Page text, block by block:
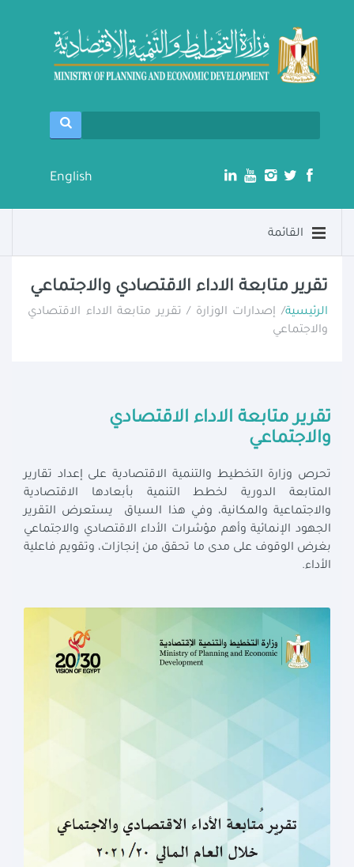
English
القائمة
تقرير متابعة الاداء الاقتصادي والاجتماعي
الرئيسية/ إصدارات الوزارة / تقرير متابعة الاداء الاقتصادي
والاجتماعي
تقرير متابعة الاداء الاقتصادي
والاجتماعي
تحرص وزارة التخطيط والتنمية الاقتصادية على إعداد تقارير
المتابعة الدورية لخطط التنمية بأبعادها الاقتصادية
والاجتماعية والمكانية، وفي هذا السياق يستعرض التقرير
الجهود الإنمائية وأهم مؤشرات الأداء الاقتصادي والاجتماعي
بغرض الوقوف على مدى ما تحقق من إنجازات، وتقويم فاعلية
الأداء.